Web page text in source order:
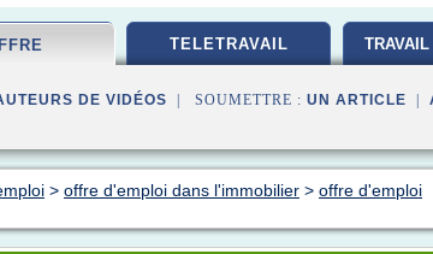
TELETRAVAIL
DE VIDÉOS | SOUMETTRE : UN ARTICLE
> offre d'emploi dans l'immobilier > offre d'emploi